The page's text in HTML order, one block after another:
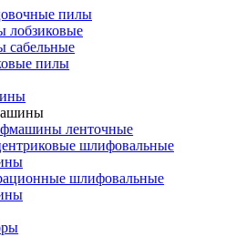
пилы
лобзиковые
сабельные
пилы
ленточные
шлифовальные
шлифовальные